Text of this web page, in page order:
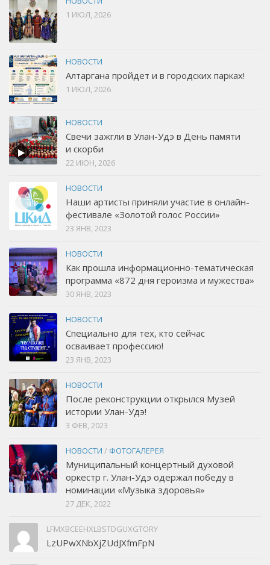
1 ИЮЛ, 2026
НОВОСТИ
Алтаргана пройдет и в городских парках!
1 ИЮЛ, 2026
НОВОСТИ
Свечи зажгли в Улан-Удэ в День памяти
и скорби
22 ИЮН, 2026
НОВОСТИ
Наши артисты приняли участие в онлайн-
фестивале «Золотой голос России»
23 ЯНВ, 2023
НОВОСТИ
Как прошла информационно-тематическая
программа «872 дня героизма и мужества»
30 ЯНВ, 2023
НОВОСТИ
Специально для тех, кто сейчас
осваивает профессию!
23 ЯНВ, 2023
НОВОСТИ
После реконструкции открылся Музей
истории Улан-Удэ!
3 ФЕВ, 2023
НОВОСТИ / ФОТОГАЛЕРЕЯ
Муниципальный концертный духовой
оркестр г. Улан-Удэ одержал победу в
номинации «Музыка здоровья»
27 ДЕК, 2022
LFMXBCEEHXLBSTDGUXGTORY
LzUPwXNbXjZUdJXfmFpN